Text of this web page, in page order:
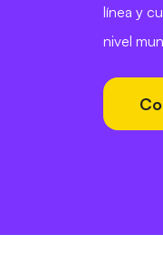
línea y
nivel